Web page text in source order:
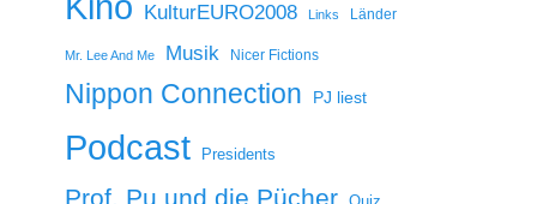
KulturEURO2008 Links Länder
Mr. Lee And Me Musik Nicer Fictions
Nippon Connection PJ liest
Podcast Presidents
Prof. Pu und die Pücher